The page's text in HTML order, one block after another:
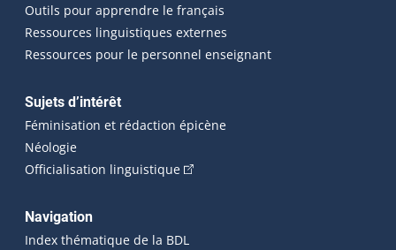
Outils pour apprendre le français
Ressources linguistiques externes
Ressources pour le personnel enseignant
Sujets d’intérêt
Féminisation et rédaction épicène
Néologie
Officialisation linguistique(Cet hyperlien externe s'ouvrira
Navigation
Index thématique de la BDL